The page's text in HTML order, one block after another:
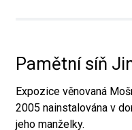
Pamětní síň
Expozice věnovaná
2005 nainstalována v
jeho manželky.